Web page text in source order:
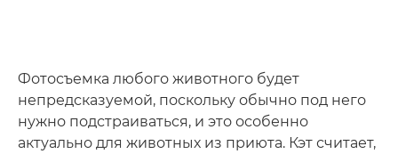
Фотосъемка любого животного будет
непредсказуемой, поскольку обычно под него
нужно подстраиваться, и это особенно
актуально для животных из приюта. Кэт считает,